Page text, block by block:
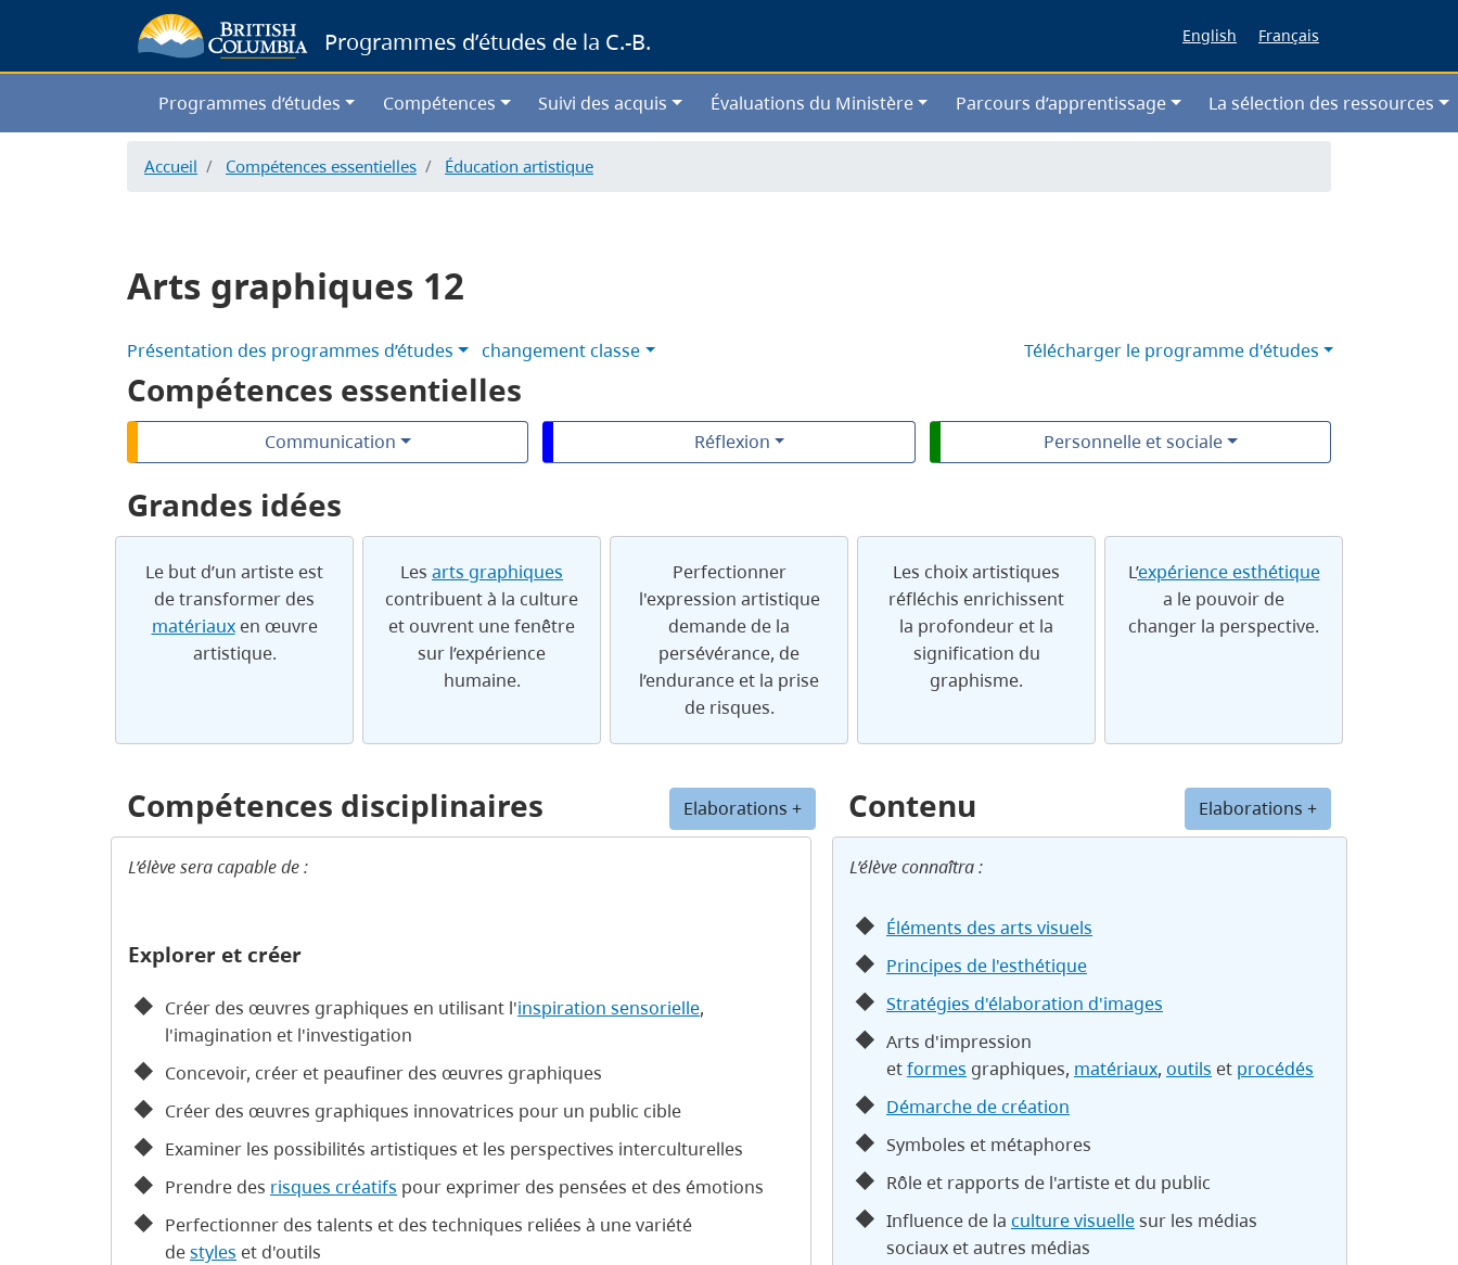
main
content
Programmes d’études de la C.-B. English Français
Programmes d’études Compétences Suivi des acquis Évaluations du Ministère Parcours d’apprentissage La sélection des ressources
Accueil Compétences essentielles Éducation artistique
Arts graphiques 12
Télécharger le programme d'études
Présentation des programmes d’études changement classe
Compétences essentielles
Communication Réflexion Personnelle et sociale
Grandes idées
Le but d’un artiste est
de transformer des
matériauxen œuvre
artistique.
Les arts graphiques
contribuent à la culture
et ouvrent une fenêtre
sur l’expérience
humaine.
Perfectionner
l'expression artistique
demande de la
persévérance, de
l’endurance et la prise
de risques.
Les choix artistiques
réfléchis enrichissent
la profondeur et la
signification du
graphisme.
L’expérience esthétique
a le pouvoir de
changer la perspective.
Elaborations +
Contenu
L’élève connaîtra :
Éléments des arts visuels
Principes de l'esthétique
Stratégies d'élaboration d'images
Arts d'impression
etformes graphiques, matériaux, outils et procédés
Démarche de création
Symboles et métaphores
Rôle et rapports de l'artiste et du public
Influence de la culture visuellesur les médias
sociaux et autres médias
Elaborations +
Compétences disciplinaires
L’élève sera capable de :
Explorer et créer
Créer des œuvres graphiques en utilisant l'inspiration sensorielle,
l'imagination et l'investigation
Concevoir, créer et peaufiner des œuvres graphiques
Créer des œuvres graphiques innovatrices pour un public cible
Examiner les possibilités artistiques et les perspectives interculturelles
Prendre des risques créatifs pour exprimer des pensées et des émotions
Perfectionner des talents et des techniques reliées à une variété
destyles et d'outils